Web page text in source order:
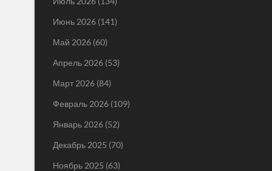
Июнь 2026 (141)
Май 2026 (60)
Апрель 2026 (53)
Март 2026 (84)
Февраль 2026 (109)
Январь 2026 (52)
Декабрь 2025 (70)
Ноябрь 2025 (63)